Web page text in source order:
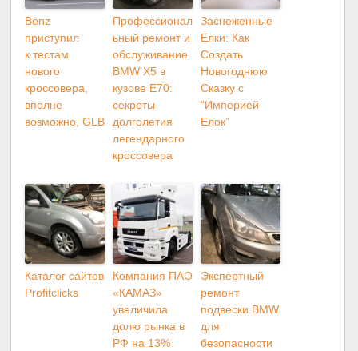
Benz
приступил
к тестам
нового
кроссовера,
вполне
возможно, GLB
Профессионал
ьный ремонт и
обслуживание
BMW X5 в
кузове E70:
секреты
долголетия
легендарного
кроссовера
Заснеженные
Елки: Как
Создать
Новогоднюю
Сказку с
“Империей
Елок”
Каталог сайтов
Profitclicks
Компания ПАО
«КАМАЗ»
увеличила
долю рынка в
РФ на 13%
Экспертный
ремонт
подвески BMW
для
безопасности